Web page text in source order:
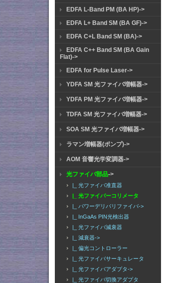
EDFA L-Band PM (BA HP)->
EDFA L+ Band SM (BA GF)->
EDFA C+L Band SM (BA)->
EDFA C++ Band SM (BA Gain
Flat)->
EDFA for Pulse Laser->
YDFA SM 光ファイバ増幅器->
YDFA PM 光ファイバ増幅器->
TDFA SM 光ファイバ増幅器->
SOA SM 光ファイバ増幅器->
ラマン増幅器(ポンプ)->
AOM 音響光学変調器->
光ファイバ部品->
|_ 光ファイバ准直器
|_ 光ファイバーコリメータ
|_ パワーデリバリファイバ->
|_ InGaAs PIN光検出器
|_ 光ファイバ減衰器
|_ 減衰器->
|_ 偏光コントローラー
|_ 光ファイバサーキュレータ
|_ 光ファイバアダプタ->
|_ 光ファイバ切換アダプタ